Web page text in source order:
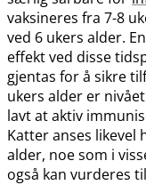
vaksineres fra 7-8
ved 6 ukers alder.
effekt ved disse
gjentas for å sikre
ukers alder er
lavt at aktiv
Katter anses likevel
alder, noe som i
også kan vurderes